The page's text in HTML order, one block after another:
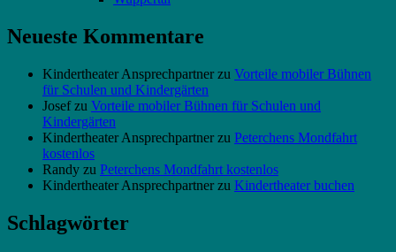
Neueste Kommentare
Kindertheater Ansprechpartner zu Vorteile mobiler Bühnen
für Schulen und Kindergärten
Josefzu Vorteile mobiler Bühnen für Schulen und
Kindergärten
Kindertheater Ansprechpartner zu Peterchens Mondfahrt
kostenlos
Randy zu Peterchens Mondfahrt kostenlos
Kindertheater Ansprechpartner zu Kindertheater buchen
Schlagwörter